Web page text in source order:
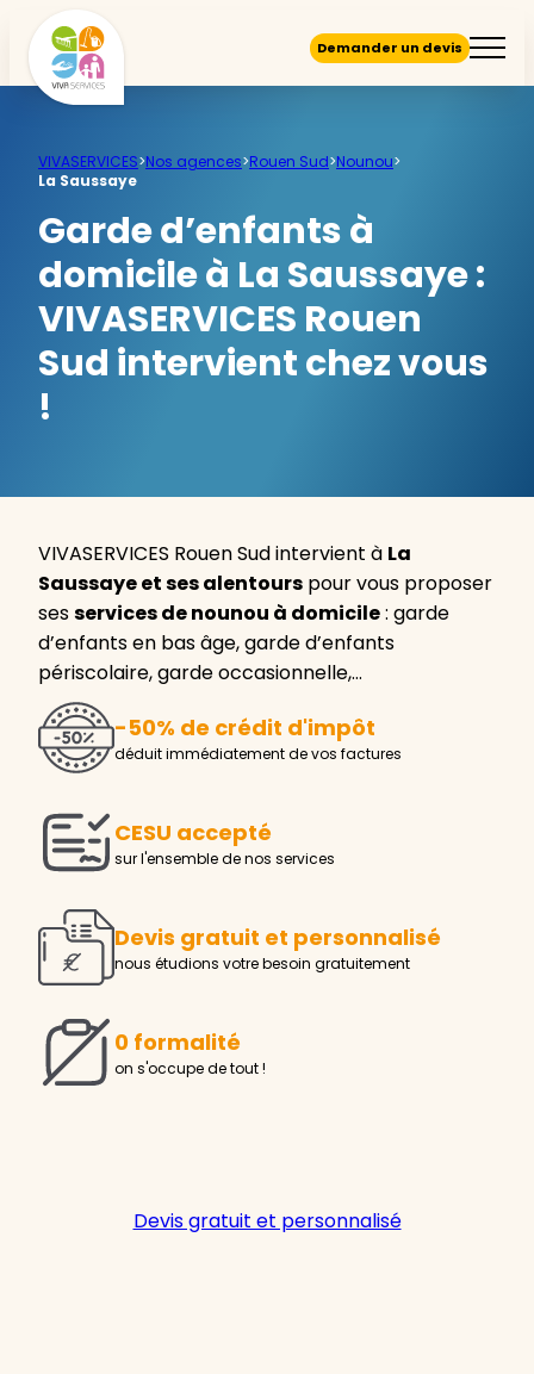
Demander un devis
VIVASERVICES>Nos agences>Rouen Sud>Nounou>
La Saussaye
Garde d’enfants à
domicile à La Saussaye :
VIVASERVICES Rouen
Sud intervient chez vous
!
VIVASERVICES Rouen Sud intervient à La
Saussaye et ses alentours pour vous proposer
sesservices de nounou à domicile: garde
d’enfants en bas âge, garde d’enfants
périscolaire, garde occasionnelle,…
-50% de crédit d'impôt
déduit immédiatement de vos factures
CESU accepté
sur l'ensemble de nos services
Devis gratuit et personnalisé
nous étudions votre besoin gratuitement
0 formalité
on s'occupe de tout !
Devis gratuit et personnalisé